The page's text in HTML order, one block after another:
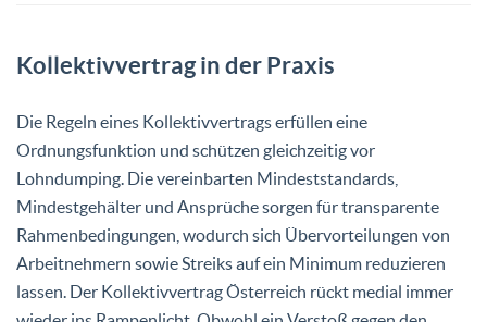
Kollektivvertrag in der Praxis
Die Regeln eines Kollektivvertrags erfüllen eine
Ordnungsfunktion und schützen gleichzeitig vor
Lohndumping. Die vereinbarten Mindeststandards,
Mindestgehälter und Ansprüche sorgen für transparente
Rahmenbedingungen, wodurch sich Übervorteilungen von
Arbeitnehmern sowie Streiks auf ein Minimum reduzieren
lassen. Der Kollektivvertrag Österreich rückt medial immer